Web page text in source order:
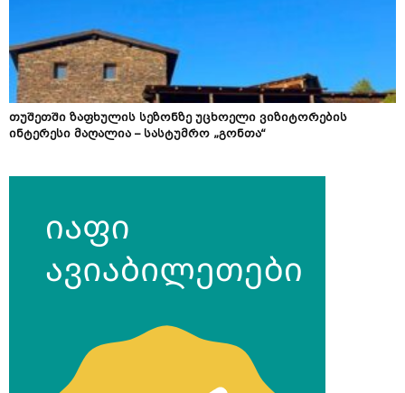
თუშეთში ზაფხულის სეზონზე უცხოელი ვიზიტორების
ინტერესი მაღალია – სასტუმრო „გონთა“